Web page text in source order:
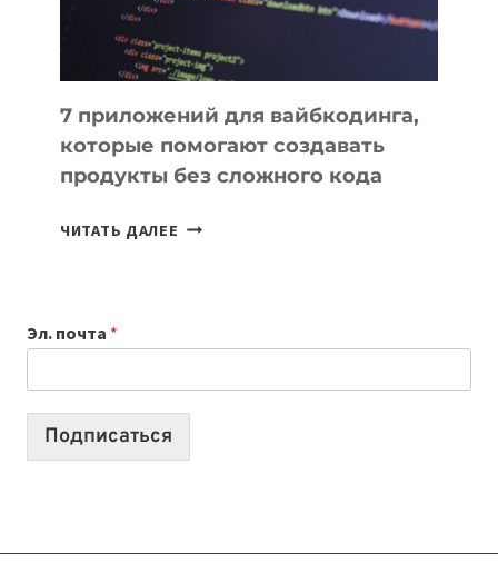
7 приложений для вайбкодинга,
которые помогают создавать
продукты без сложного кода
ЧИТАТЬ ДАЛЕЕ 7
СОЗДАВАТЬ
ПРОДУКТЫ
Эл. почта *
Подписаться